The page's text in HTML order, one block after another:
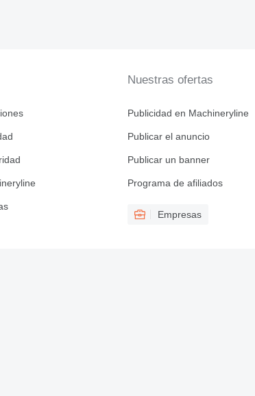
Nuestras ofertas
Publicidad en Machineryline
Publicar el anuncio
Publicar un banner
Programa de afiliados
Empresas